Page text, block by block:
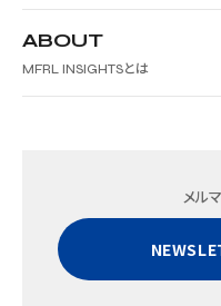
ABOUT
MFRL INSIGHTSとは
メル